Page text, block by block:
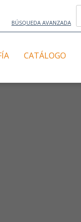
BÚSQUEDA AVANZADA
CATÁLOGO